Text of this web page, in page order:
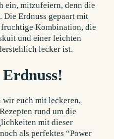
ein, mitzufeiern, denn die
Die Erdnuss gepaart mit
Kombination, die
und einer leichten
lecker ist.
wir euch mit leckeren,
rund um die
mit dieser
als perfektes “Power